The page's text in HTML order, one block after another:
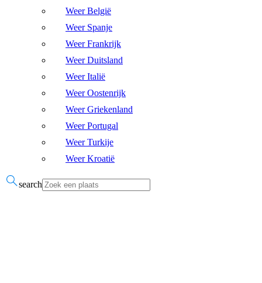
Weer België
Weer Spanje
Weer Frankrijk
Weer Duitsland
Weer Italië
Weer Oostenrijk
Weer Griekenland
Weer Portugal
Weer Turkije
Weer Kroatië
search